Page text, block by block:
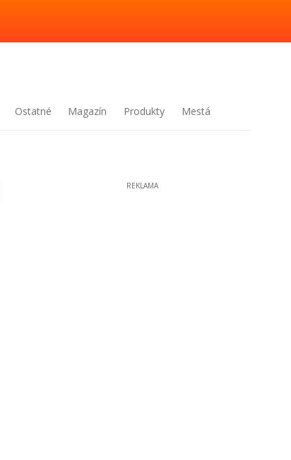
Ostatné Magazín Produkty Mestá
REKLAMA